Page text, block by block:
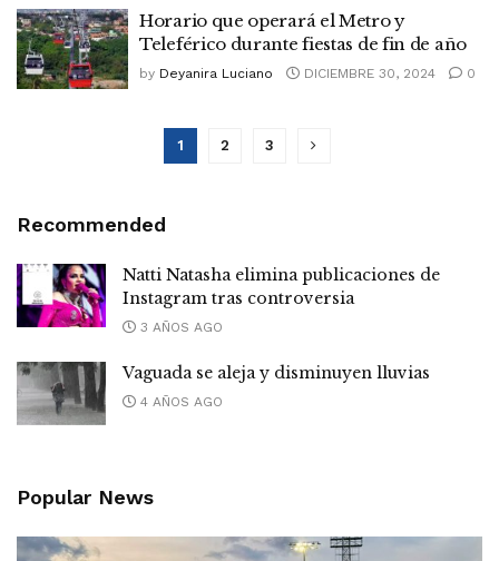
Horario que operará el Metro y
Teleférico durante fiestas de fin de año
by Deyanira Luciano DICIEMBRE 30, 2024 0
1 2 3
Recommended
Natti Natasha elimina publicaciones de
Instagram tras controversia
3 AÑOS AGO
Vaguada se aleja y disminuyen lluvias
4 AÑOS AGO
Popular News